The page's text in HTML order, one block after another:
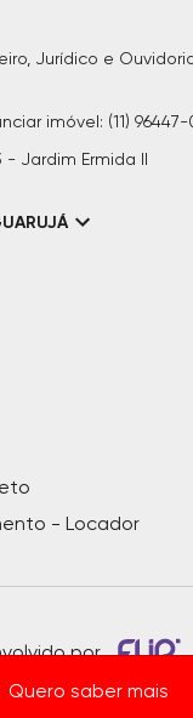
Quero saber mais
Jurídico e
imóvel: (11)
- Jardim Ermida II
- Locador
por